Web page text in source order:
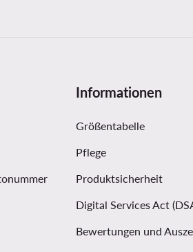
Informationen
Größentabelle
Pflege
Produktsicherheit
Digital Services Act
Bewertungen und